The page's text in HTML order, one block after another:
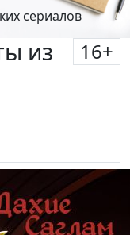
сериалов
из
16+